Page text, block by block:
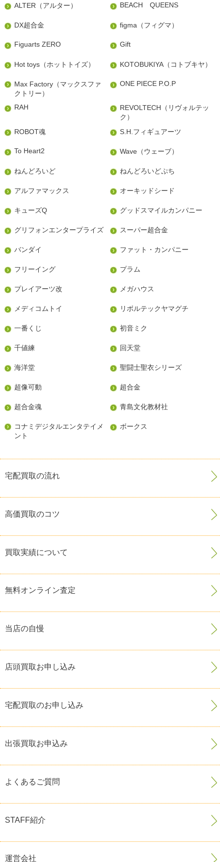
ALTER（アルター） BEACH QUEENS
DX超合金 figma（フィグマ）
Figuarts ZERO Gift
Hot toys（ホットトイズ） KOTOBUKIYA（コトブキヤ）
Max Factory（マックスファ
クトリー）
ONE PIECE P.O.P
RAH
REVOLTECH（リヴォルテッ
ク）
ROBOT魂
S.H.フィギュアーツ
To Heart2 Wave（ウェーブ）
ねんどろいど ねんどろいどぷち
アルファマックス オーキッドシード
キューズQ グッドスマイルカンパニー
グリフォンエンタープライズ スーパー超合金
バンダイ ファット・カンパニー
フリーイング プラム
プレイアーツ改 メガハウス
メディコムトイ リボルテックヤマグチ
一番くじ 初音ミク
千値練 回天堂
海洋堂 聖闘士聖衣シリーズ
超像可動 超合金
超合金魂 青島文化教材社
コナミデジタルエンタテイメ
ント
ボークス
宅配買取の流れ
高価買取のコツ
買取実績について
無料オンライン査定
当店の自慢
店頭買取お申し込み
宅配買取のお申し込み
出張買取お申込み
よくあるご質問
STAFF紹介
運営会社